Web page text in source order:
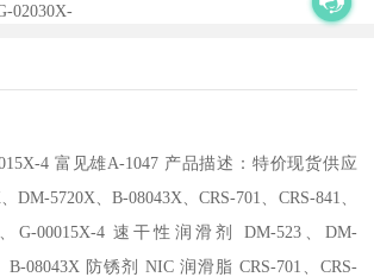
02030X-
4 富见雄A-1047 产品描述：特价现货供应
DM-5720X、B-08043X、CRS-701、CRS-841、
G-00015X-4 速干性润滑剂 DM-523、DM-
B-08043X 防锈剂 NIC 润滑脂 CRS-701、CRS-